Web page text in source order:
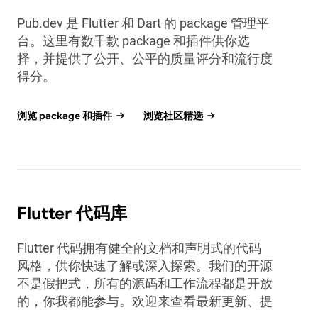
Pub.dev 是 Flutter 和 Dart 的 package 管理平
台。这里有数千款 package 和插件供你选
择，并提供了公开、公平的质量评分和流行度
得分。
浏览 package 和插件 浏览社区精选
Flutter 代码库
Flutter 代码拥有健全的文档和声明式的代码
风格，供你快速了解或深入探索。我们的开源
不是假把式，所有的源码和工作流程都是开放
的，你我都能参与。欢迎来查看最新更新、提